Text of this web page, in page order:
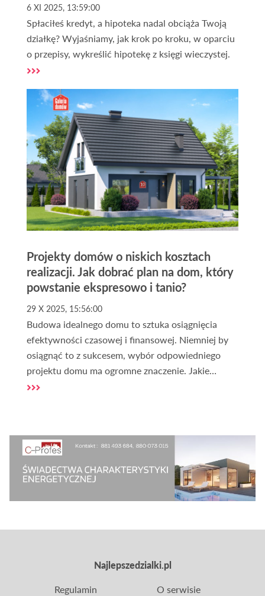
6 XI 2025, 13:59:00
Spłaciłeś kredyt, a hipoteka nadal obciąża Twoją
działkę? Wyjaśniamy, jak krok po kroku, w oparciu
o przepisy, wykreślić hipotekę z księgi wieczystej.
Projekty domów o niskich kosztach
realizacji. Jak dobrać plan na dom, który
powstanie ekspresowo i tanio?
29 X 2025, 15:56:00
Budowa idealnego domu to sztuka osiągnięcia
efektywności czasowej i finansowej. Niemniej by
osiągnąć to z sukcesem, wybór odpowiedniego
projektu domu ma ogromne znaczenie. Jakie
projekty domów uznaje się za ekonomiczne pod
Najlepszedzialki.pl
Regulamin
O serwisie